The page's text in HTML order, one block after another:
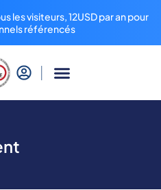
les visiteurs, 12USD par an pour
référencés